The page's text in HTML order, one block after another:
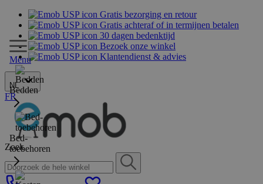
Gratis bezorging en retour
Gratis achteraf of in termijnen betalen
30 dagen bedenktijd
Bezoek onze winkel
Klantendienst & advies
NL
FR
Zoek
Menu
Bedden
Bed-
toebehoren